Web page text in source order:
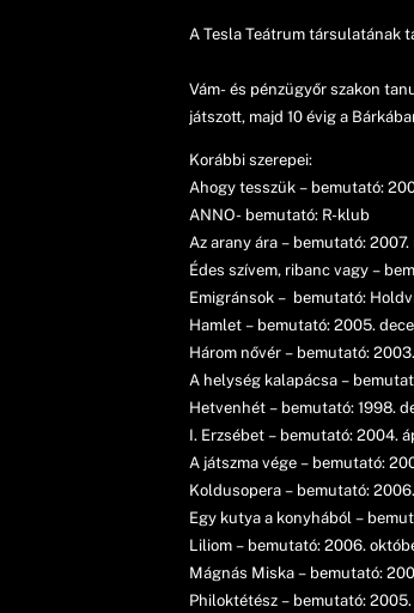
A Tesla Teátrum társulatának
Vám- és pénzügyőr szakon
játszott, majd 10 évig a
Korábbi szerepei:
Ahogy tesszük – bemutató:
ANNO- bemutató: R-klub
Az arany ára – bemutató:
Édes szívem, ribanc vagy –
Emigránsok – bemutató:
Hamlet – bemutató: 2005.
Három nővér – bemutató:
A helység kalapácsa –
Hetvenhét – bemutató: 1998.
I. Erzsébet – bemutató: 2004.
A játszma vége – bemutató:
Koldusopera – bemutató:
Egy kutya a konyhából –
Liliom – bemutató: 2006.
Mágnás Miska – bemutató:
Philoktétész – bemutató: